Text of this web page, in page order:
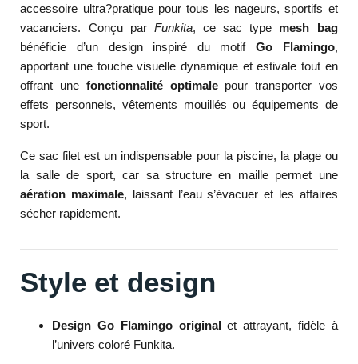
accessoire ultra?pratique pour tous les nageurs, sportifs et
vacanciers. Conçu par Funkita, ce sac type mesh bag
bénéficie d’un design inspiré du motif Go Flamingo,
apportant une touche visuelle dynamique et estivale tout en
offrant une fonctionnalité optimalepour transporter vos
effets personnels, vêtements mouillés ou équipements de
sport.
Ce sac filet est un indispensable pour la piscine, la plage ou
la salle de sport, car sa structure en maille permet une
aération maximale, laissant l’eau s’évacuer et les affaires
sécher rapidement.
Style et design
Design Go Flamingo originalet attrayant, fidèle à
l’univers coloré Funkita.